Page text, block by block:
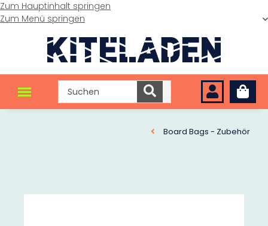
Zum Hauptinhalt springen
Zum Menü springen
Board Bags - Zubehör